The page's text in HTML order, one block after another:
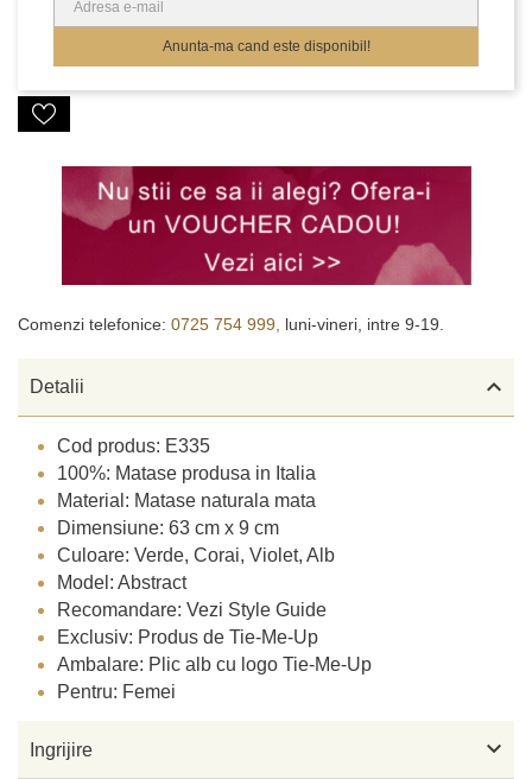
Anunta-ma cand este disponibil!
Comenzi telefonice: 0725 754 999, luni-vineri, intre 9-19.
Detalii 
Cod produs: E335
100%: Matase produsa in Italia
Material: Matase naturala mata
Dimensiune: 63 cm x 9 cm
Culoare: Verde, Corai, Violet, Alb
Model: Abstract
Recomandare: Vezi Style Guide
Exclusiv: Produs de Tie-Me-Up
Ambalare: Plic alb cu logo Tie-Me-Up
Pentru: Femei
Ingrijire 